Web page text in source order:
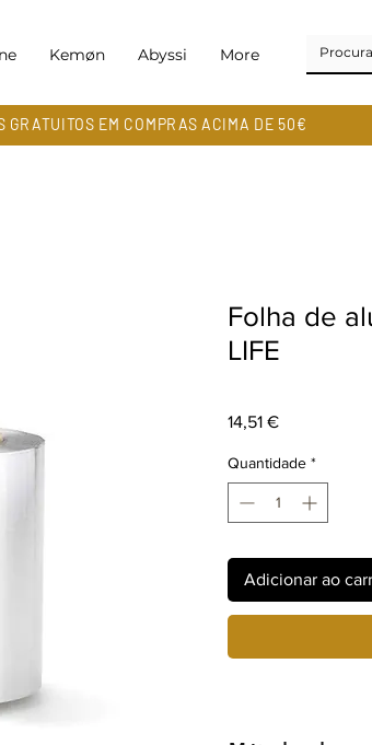
Kemøn Abyssi More
GRATUITOS EM COMPRAS ACIMA DE 50€
Folha de
LIFE
14,51 €Preço
Quantidade *
Adicionar ao